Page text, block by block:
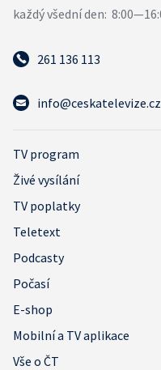
261 136 113
info@ceskatelevize.cz
TV program
Živé vysílání
TV poplatky
Teletext
Podcasty
Počasí
E-shop
Mobilní a TV aplikace
Vše o ČT